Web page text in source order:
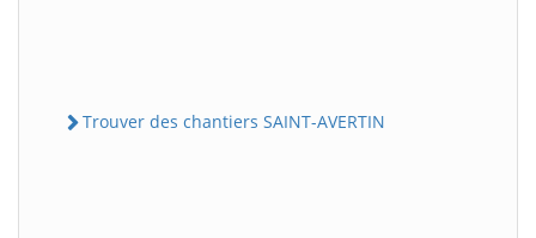
Trouver des chantiers SAINT-AVERTIN